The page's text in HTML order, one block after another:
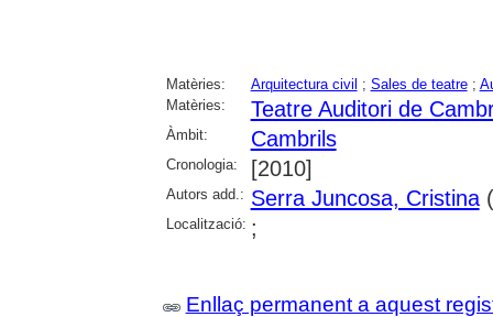
Matèries: Arquitectura civil ; Sales de teatre;
Matèries:
Teatre Auditori de
Àmbit: Cambrils
Cronologia: [2010]
Autors add.: Serra Juncosa, Cristina
Localització: ;
Enllaç permanent a aquest